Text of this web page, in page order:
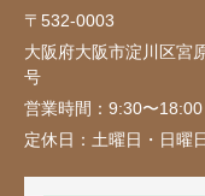
〒532-0003
大阪府大阪市淀川区宮
号
営業時間： 9:30〜18:00
定休日： 土曜日・日曜